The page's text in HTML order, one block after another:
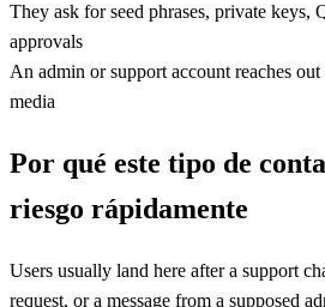
They ask for seed phrases, private keys,
approvals
An admin or support account reaches
media
Por qué este tipo de
riesgo rápidamente
Users usually land here after a support
request, or a message from a supposed